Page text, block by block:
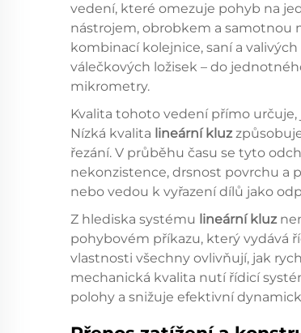
vedení, které omezuje pohyb na
nástrojem, obrobkem a samotnou
kombinací kolejnice, saní a
válečkových ložisek – do
mikrometry.
Kvalita tohoto vedení přímo
Nízká kvalita lineární kluz
řezání. V průběhu času se tyto
nekonzistence, drsnost povrchu a
nebo vedou k vyřazení dílů jako
Z hlediska systému lineární kluz
pohybovém příkazu, který vydává
vlastnosti všechny ovlivňují, jak
mechanická kvalita nutí řídicí
polohy a snižuje efektivní